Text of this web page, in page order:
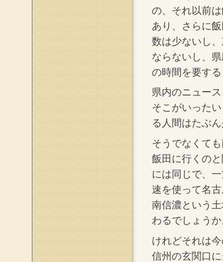
の、それ以前
あり、さらに
数は少ないし
ならないし、
の時間を要す
県内のニュー
そこがいった
る人間はたぶ
そうでなくて
飯田に行くの
には同じで、
速を使って名
南信濃という
わるでしょう
けれどそれは
信州の玄関口